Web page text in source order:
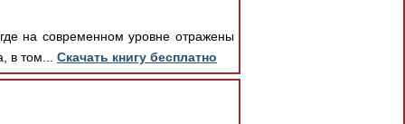
на современном уровне отражены
в том... Скачать книгу бесплатно